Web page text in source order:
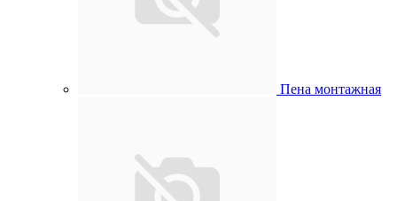
Пена монтажная